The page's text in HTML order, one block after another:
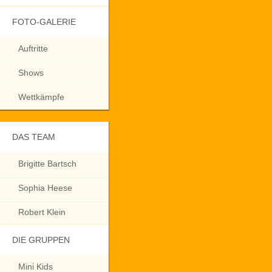
FOTO-GALERIE
Auftritte
Shows
Wettkämpfe
DAS TEAM
Brigitte Bartsch
Sophia Heese
Robert Klein
DIE GRUPPEN
Mini Kids